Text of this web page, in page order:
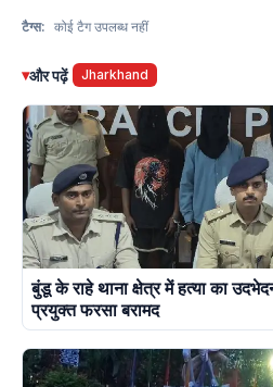
टैग्स: कोई टैग उपलब्ध नहीं
▾और पढ़ें Jharkhand
बुंडू के राहे थाना क्षेत्र में हत्या का
प्रयुक्त फरसा बरामद